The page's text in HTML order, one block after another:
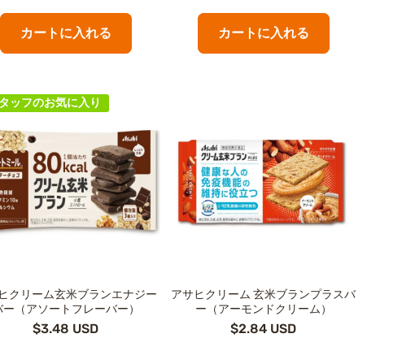
カートに入れる カートに入れる
ッフのお気に入り
クリーム玄米ブランエナジー
ー（アソートフレーバー）
$3.48 USD
アサヒクリーム 玄米ブランプラスバ
ー（アーモンドクリーム）
$2.84 USD